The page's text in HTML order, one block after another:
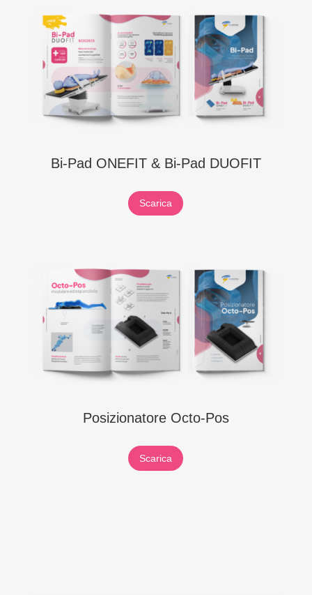
Bi-Pad ONEFIT & Bi-Pad DUOFIT
Scarica
Posizionatore Octo-Pos
Scarica